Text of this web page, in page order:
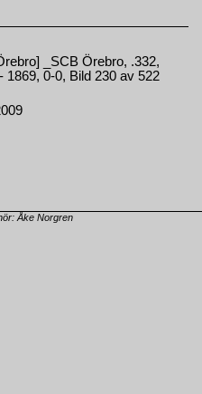
_SCB Örebro, .332,
1869, 0-0, Bild 230 av 522
Åke Norgren